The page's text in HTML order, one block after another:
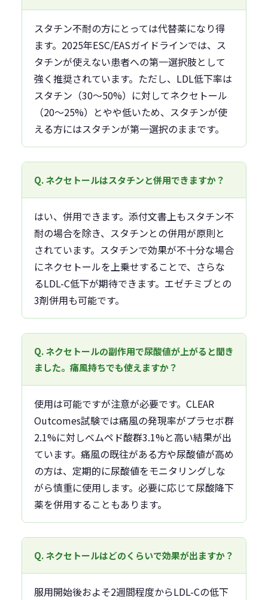
スタチン不耐の方にとっては代替薬になり得
ます。2025年ESC/EASガイドラインでは、ス
タチンが使えない患者への第一選択肢として
強く推奨されています。ただし、LDL低下率は
スタチン（30〜50%）に対してネクセトール
（20〜25%）とやや低いため、スタチンが使
える方にはスタチンが第一選択のままです。
Q. ネクセトールはスタチンと併用できますか？
はい、併用できます。添付文書上もスタチン不
耐の場合を除き、スタチンとの併用が原則と
されています。スタチンで効果が不十分な場合
にネクセトールを上乗せすることで、さらな
るLDL-C低下が期待できます。エゼチミブとの
3剤併用も可能です。
Q. ネクセトールの副作用で尿酸値が上がると聞き
ました。痛風持ちでも使えますか？
使用は可能ですが注意が必要です。CLEAR
Outcomes試験では痛風の発現率がプラセボ群
2.1%に対しベムペド酸群3.1%と高い結果が出
ています。痛風の既往がある方や尿酸値が高め
の方は、定期的に尿酸値をモニタリングしな
がら慎重に使用します。必要に応じて尿酸降下
薬を併用することもあります。
Q. ネクセトールはどのくらいで効果が出ますか？
服用開始後およそ2週間程度からLDL-Cの低下